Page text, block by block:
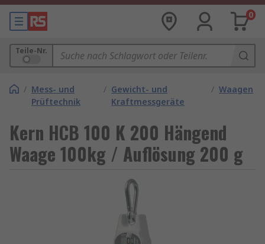
0
Teile-Nr.
/ Mess- und
Prüftechnik
/ Gewicht- und
Kraftmessgeräte
/ Waagen
Kern HCB 100 K 200 Hängend
Waage 100kg / Auflösung 200 g